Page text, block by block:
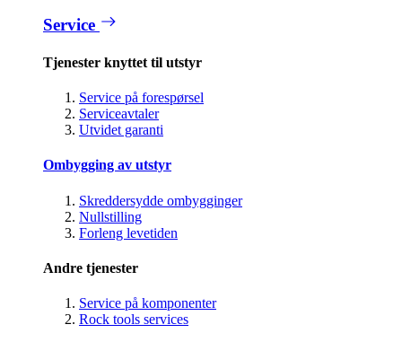
Service
Tjenester knyttet til utstyr
Service på forespørsel
Serviceavtaler
Utvidet garanti
Ombygging av utstyr
Skreddersydde ombygginger
Nullstilling
Forleng levetiden
Andre tjenester
Service på komponenter
Rock tools services